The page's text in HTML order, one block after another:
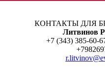
КОНТАКТЫ ДЛЯ
Литвинов
+7 (343) 385-60-